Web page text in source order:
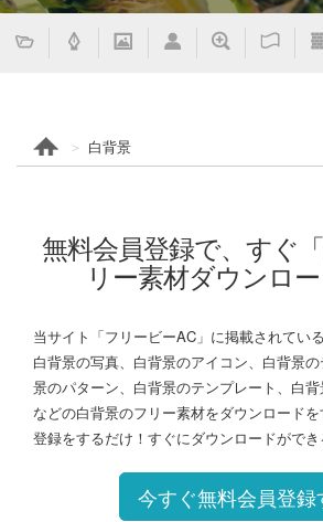
白背景
無料会員登録で、すぐ
リー素材ダウンロー
当サイト「フリービーAC」に掲載されてい
白背景の写真、白背景のアイコン、白背景
景のパターン、白背景のテンプレート、白
などの白背景のフリー素材をダウンロード
登録をするだけ！すぐにダウンロードができ
今すぐ無料会員登録